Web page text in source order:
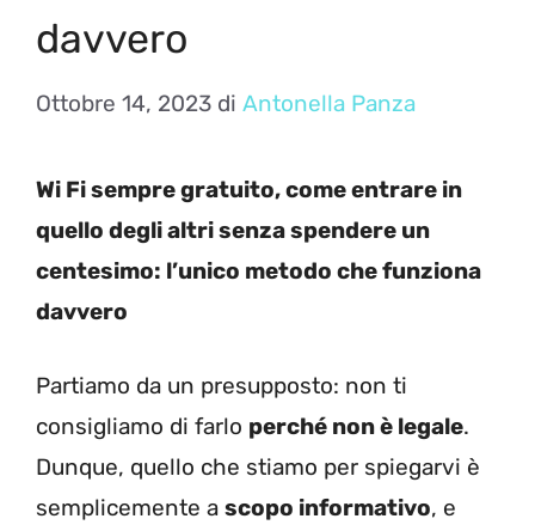
davvero
Ottobre 14, 2023 di Antonella Panza
Wi Fi sempre gratuito, come entrare in
quello degli altri senza spendere un
centesimo: l’unico metodo che funziona
davvero
Partiamo da un presupposto: non ti
consigliamo di farlo perché non è legale.
Dunque, quello che stiamo per spiegarvi è
semplicemente a scopo informativo, e